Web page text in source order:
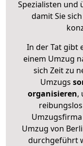
Spezialisten und
damit Sie
In der Tat gibt
einem Umzug
sich Zeit zu
Umzugs
organisieren,
Umzug von
durchgeführt